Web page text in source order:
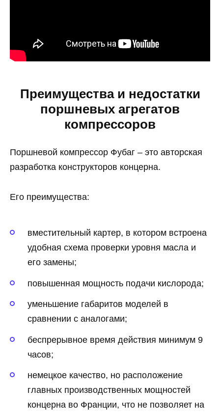
Преимущества и недостатки
поршневых агрегатов
компрессоров
Поршневой компрессор Фубаг – это авторская
разработка конструкторов концерна.
Его преимущества:
вместительный картер, в котором встроена
удобная схема проверки уровня масла и
его замены;
повышенная мощность подачи кислорода;
уменьшение габаритов моделей в
сравнении с аналогами;
беспрерывное время действия минимум 9
часов;
немецкое качество, но расположение
главных производственных мощностей
концерна во Франции, что не позволяет на